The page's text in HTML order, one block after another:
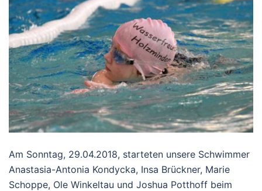
Am Sonntag, 29.04.2018, starteten unsere Schwimmer
Anastasia-Antonia Kondycka, Insa Brückner, Marie
Schoppe, Ole Winkeltau und Joshua Potthoff beim